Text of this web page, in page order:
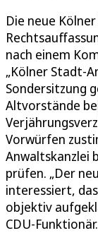
Die neue
nach einem
„Kölner Stadt-
Sondersitzung
Altvorstände
Vorwürfen
Anwaltskanzlei
prüfen. „Der
interessiert,
objektiv
CDU-Funktionär.